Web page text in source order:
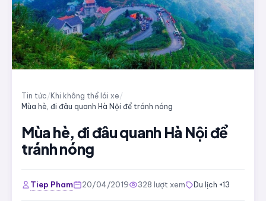
Tin tức / Khi không thể lái xe /
Mùa hè, đi đâu quanh Hà Nội để tránh nóng
Mùa hè, đi đâu quanh Hà Nội để
tránh nóng
Tiep Pham 20/04/2019 328 lượt xem Du lịch +13